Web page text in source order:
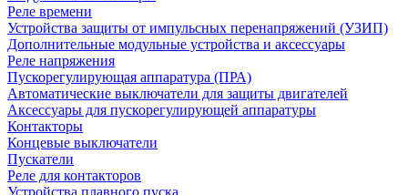
Реле времени
Устройства защиты от импульсных перенапряжений (УЗИП)
Дополнительные модульные устройства и аксессуары
Реле напряжения
Пускорегулирующая аппаратура (ПРА)
Автоматические выключатели для защиты двигателей
Аксессуары для пускорегулирующей аппаратуры
Контакторы
Концевые выключатели
Пускатели
Реле для контакторов
Устройства плавного пуска